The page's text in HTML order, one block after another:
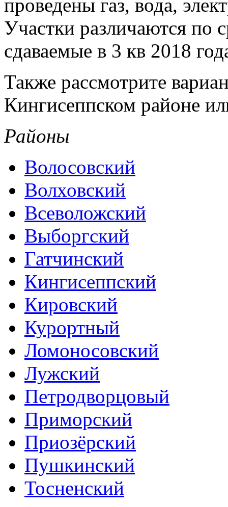
проведены газ, вода,
Участки различаются по
сдаваемые в 3 кв 2018
Также рассмотрите
Кингисеппском районе
Районы
Волосовский
Волховский
Всеволожский
Выборгский
Гатчинский
Кингисеппский
Кировский
Курортный
Ломоносовский
Лужский
Петродворцовый
Приморский
Приозёрский
Пушкинский
Тосненский